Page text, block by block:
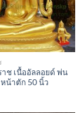
ช เนื้ออัลลอยด์ พ่น
น้าตัก 50 นิ้ว